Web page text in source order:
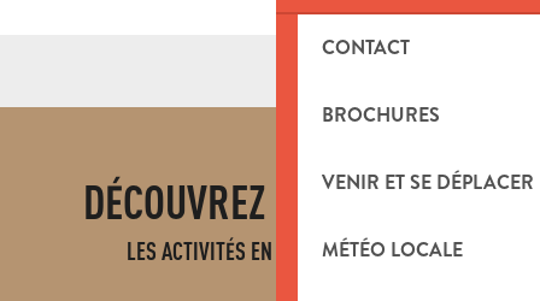
CONTACT
BROCHURES
VENIR ET SE DÉPLACER
MÉTÉO LOCALE
Salle d'escalade Climb Up
Marseille parapente
La Maison Hantée
Karting Indoor Provence -KIP
DÉCOUVREZ ÉGALEMENT
LES ACTIVITÉS EN PAYS D'AUBAGNE